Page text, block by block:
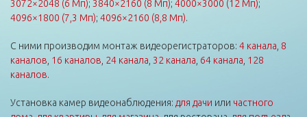
3072×2048 (6 Мп); 3840×2160 (8 Мп); 4000×3000 (12 Мп);
4096×1800 (7,3 Мп); 4096×2160 (8,8 Мп).
С ними производим монтаж видеорегистраторов: 4 канала 8
каналов 16 каналов 24 канала 32 канала 64 канала 128
каналов.
Установка камер видеонаблюдения: для дачи или частного